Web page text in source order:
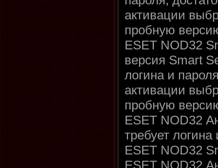
активации
пробную
ESET NOD32
версия Smart
логина и
активации
пробную
ESET NOD32
требует
ESET NOD32
ESET NOD32